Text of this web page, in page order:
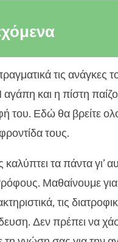
τον German
και η Καταγωγή του
του
και Συμπεριφορά
Shepherd
German
τις ανάγκες
αγάπη και η πίστη
του. Εδώ θα βρείτε
τους.
τα πάντα γι’
Μαθαίνουμε
τις
Δεν πρέπει να